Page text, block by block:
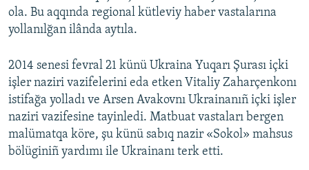
ola. Bu aqqında regional kütleviy haber vastalarına
yollanılğan ilânda aytıla.
2014 senesi fevral 21 künü Ukraina Yuqarı Şurası içki
işler naziri vazifelerini eda etken Vitaliy Zaharçenkonı
istifağa yolladı ve Arsen Avakovnı Ukrainanıñ içki işler
naziri vazifesine tayinledi. Matbuat vastaları bergen
malümatqa köre, şu künü sabıq nazir «Sokol» mahsus
bölüginiñ yardımı ile Ukrainanı terk etti.